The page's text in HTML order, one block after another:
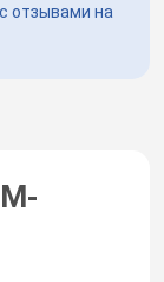
отзывами на